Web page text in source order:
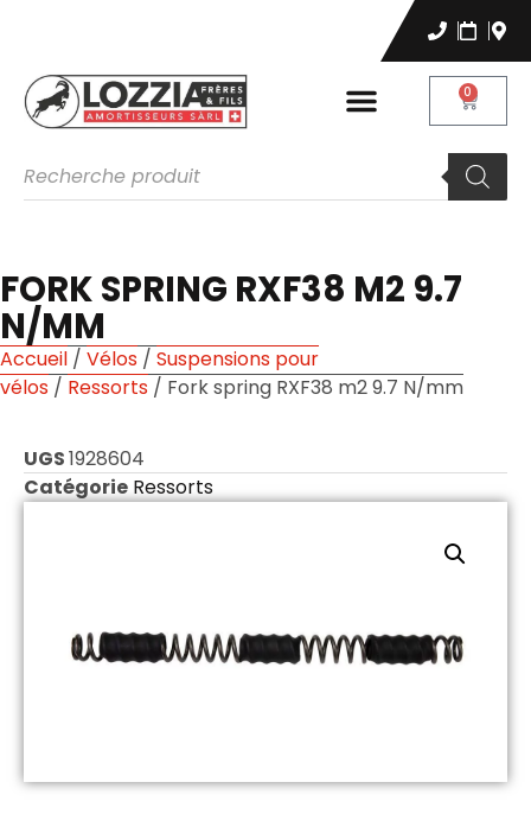
0
FORK SPRING RXF38 M2 9.7
N/MM
Accueil / Vélos / Suspensions pour
vélos / Ressorts / Fork spring RXF38 m2 9.7 N/mm
UGS1928604
Catégorie Ressorts